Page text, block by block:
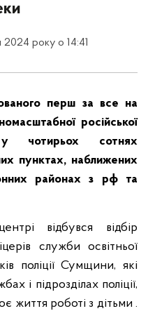
2024 року о 14:41
перш за все на
російської
у чотирьох сотнях
пунктах, наближених
районах з рф та
відбувся відбір
служби освітньої
поліції Сумщини, які
і підрозділах поліції,
життя роботі з дітьми .